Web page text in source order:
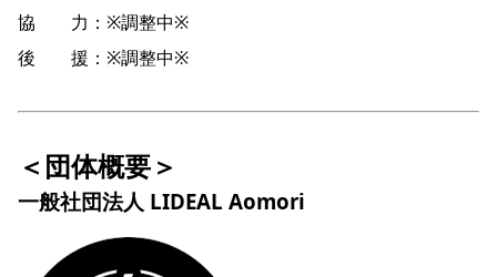
協 力：※調整中※
後 援：※調整中※
＜団体概要＞
一般社団法人 LIDEAL Aomori